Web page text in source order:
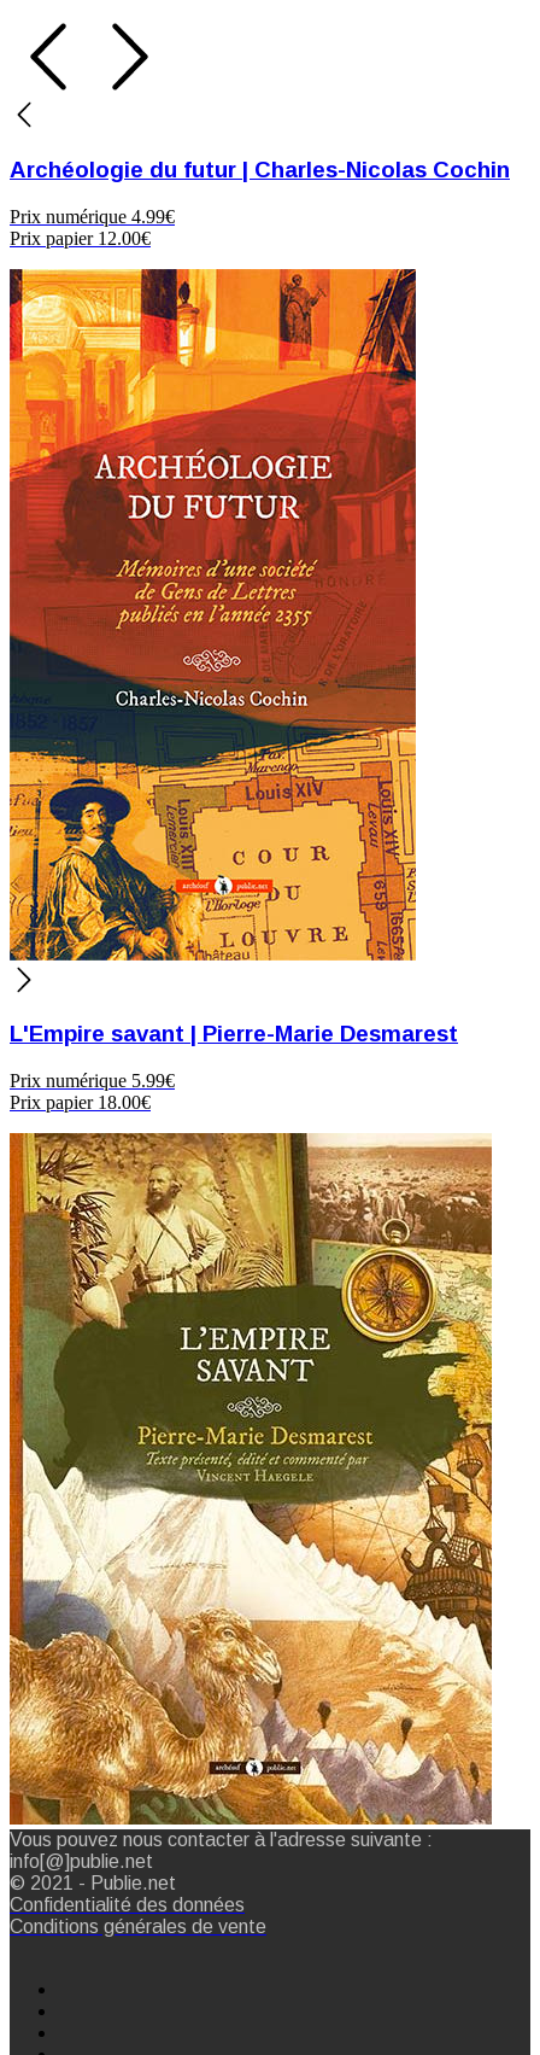
Archéologie du futur | Charles-Nicolas Cochin
Prix numérique 4.99€
Prix papier12.00€
L'Empire savant | Pierre-Marie Desmarest
Prix numérique 5.99€
Prix papier18.00€
Vous pouvez nous contacter à l'adresse suivante :
info[@]publie.net
© 2021 - Publie.net
Confidentialité des données
Conditions générales de vente